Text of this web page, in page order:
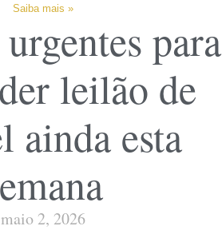
Saiba mais »
para
leilão de
ainda esta
maio 2, 2026